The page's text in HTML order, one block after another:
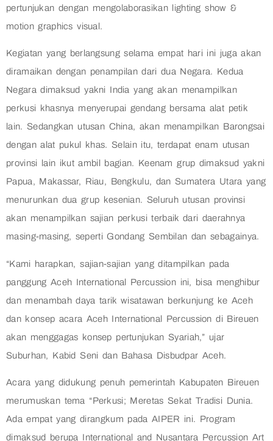
pertunjukan dengan mengolaborasikan lighting show &
motion graphics visual.
Kegiatan yang berlangsung selama empat hari ini juga akan
diramaikan dengan penampilan dari dua Negara. Kedua
Negara dimaksud yakni India yang akan menampilkan
perkusi khasnya menyerupai gendang bersama alat petik
lain. Sedangkan utusan China, akan menampilkan Barongsai
dengan alat pukul khas. Selain itu, terdapat enam utusan
provinsi lain ikut ambil bagian. Keenam grup dimaksud yakni
Papua, Makassar, Riau, Bengkulu, dan Sumatera Utara yang
menurunkan dua grup kesenian. Seluruh utusan provinsi
akan menampilkan sajian perkusi terbaik dari daerahnya
masing-masing, seperti Gondang Sembilan dan sebagainya.
“Kami harapkan, sajian-sajian yang ditampilkan pada
panggung Aceh International Percussion ini, bisa menghibur
dan menambah daya tarik wisatawan berkunjung ke Aceh
dan konsep acara Aceh International Percussion di Bireuen
akan menggagas konsep pertunjukan Syariah,” ujar
Suburhan, Kabid Seni dan Bahasa Disbudpar Aceh.
Acara yang didukung penuh pemerintah Kabupaten Bireuen
merumuskan tema “Perkusi; Meretas Sekat Tradisi Dunia.
Ada empat yang dirangkum pada AIPER ini. Program
dimaksud berupa International and Nusantara Percussion Art